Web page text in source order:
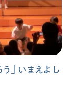
」いまえよし